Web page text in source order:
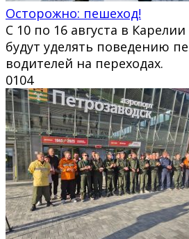
Осторожно: пешеход!
С 10 по 16 августа в
будут уделять поведению
водителей на переходах.
0104